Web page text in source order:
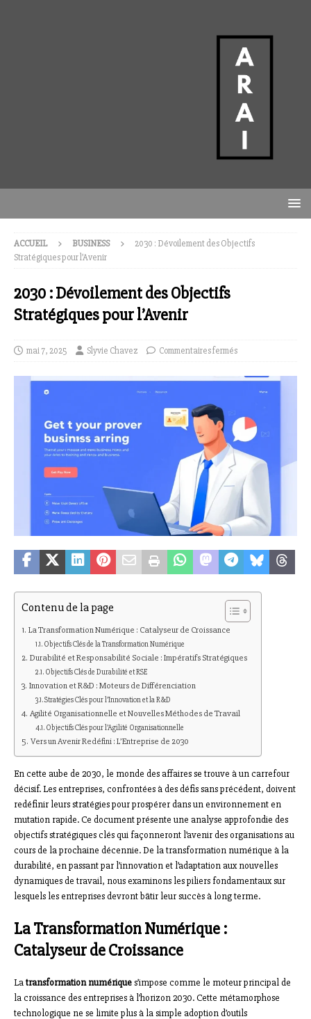
ACCUEIL BUSINESS
2030 : Dévoilement des Objectifs
Stratégiques pour l’Avenir
2030 : Dévoilement des Objectifs
Stratégiques pour l’Avenir
mai 7, 2025 Slyvie Chavez Commentaires fermés
Contenu de la page
La Transformation Numérique : Catalyseur de Croissance
Objectifs Clés de la Transformation Numérique
Durabilité et Responsabilité Sociale : Impératifs Stratégiques
Objectifs Clés de Durabilité et RSE
Innovation et R&D : Moteurs de Différenciation
Stratégies Clés pour l’Innovation et la R&D
Agilité Organisationnelle et Nouvelles Méthodes de Travail
Objectifs Clés pour l’Agilité Organisationnelle
Vers un Avenir Redéfini : L’Entreprise de 2030
En cette aube de 2030, le monde des affaires se trouve à un carrefour
décisif. Les entreprises, confrontées à des défis sans précédent, doivent
redéfinir leurs stratégies pour prospérer dans un environnement en
mutation rapide. Ce document présente une analyse approfondie des
objectifs stratégiques clés qui façonneront l’avenir des organisations au
cours de la prochaine décennie. De la transformation numérique à la
durabilité, en passant par l’innovation et l’adaptation aux nouvelles
dynamiques de travail, nous examinons les piliers fondamentaux sur
lesquels les entreprises devront bâtir leur succès à long terme.
La Transformation Numérique :
Catalyseur de Croissance
Latransformation numériques’impose comme le moteur principal de
la croissance des entreprises à l’horizon 2030. Cette métamorphose
technologique ne se limite plus à la simple adoption d’outils